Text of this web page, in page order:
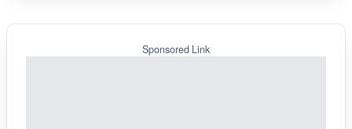
Sponsored Link